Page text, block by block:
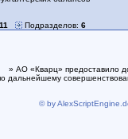
11 Подразделов: 6
» АО «Кварц» предоставило
дальнейшему
© by